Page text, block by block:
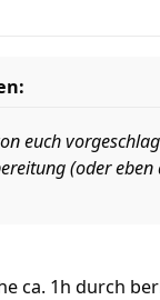
euch
(oder
ca. 1h durch